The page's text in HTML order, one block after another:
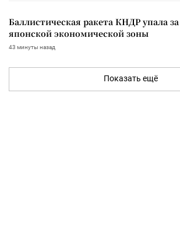
Баллистическая ракета КНДР упала
японской экономической зоны
43 минуты назад
Показать ещё